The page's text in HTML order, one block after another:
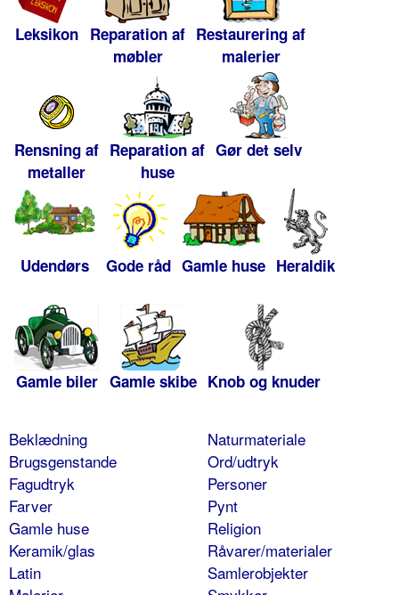
Leksikon Reparation af
møbler
Restaurering af
malerier
Rensning af
metaller
Reparation af
huse
Gør det selv
Udendørs Gode råd Gamle huse Heraldik
Gamle biler Gamle skibe Knob og knuder
Beklædning
Brugsgenstande
Fagudtryk
Farver
Gamle huse
Keramik/glas
Latin
Naturmateriale
Ord/udtryk
Personer
Pynt
Religion
Råvarer/materialer
Samlerobjekter